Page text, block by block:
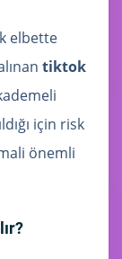
elbette
tiktok
için risk
önemli